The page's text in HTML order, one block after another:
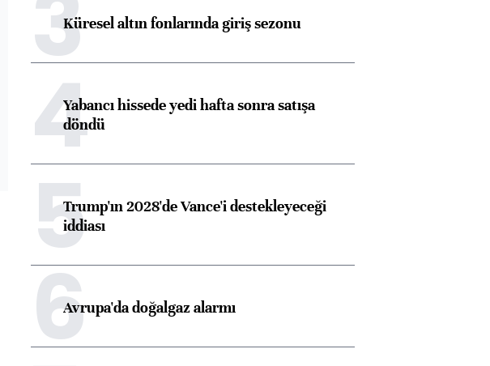
Küresel altın fonlarında giriş sezonu
4Yabancı hissede yedi hafta sonra satışa
döndü
5Trump'ın 2028'de Vance'i destekleyeceği
iddiası
6Avrupa'da doğalgaz alarmı